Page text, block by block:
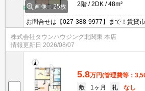
画像：25枚
2階
2DK 48m²
お問合せは【027-388-9977】まで！賃貸
めてご紹介可能です☆是非お電話でリアル
認くださいませ♪
株式会社タウンハウジング北関東 本店
情報更新日 2026/08/07
5.8万円(管理費等：
敷
1ヶ月 礼
なし